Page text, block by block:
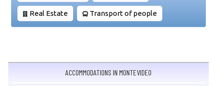
Real Estate Transport of people
ACCOMMODATIONS IN MONTEVIDEO